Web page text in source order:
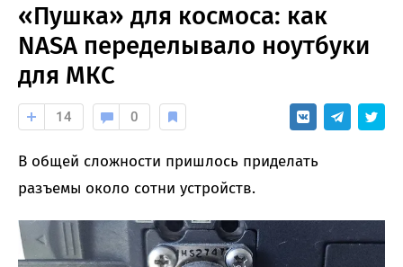
«Пушка» для космоса: как
NASA переделывало ноутбуки
для МКС
14 0
В общей сложности пришлось приделать
разъемы около сотни устройств.